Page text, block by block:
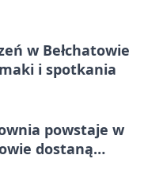
w Bełchatowie
i spotkania
powstaje w
dostaną